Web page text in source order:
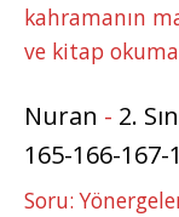
kahramanın
ve kitap
Nuran - 2.
165-166-167-
Soru: